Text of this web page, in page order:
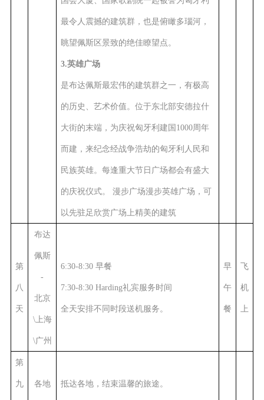
最令人震撼的建筑群，也是俯瞰多瑙河，
眺望佩斯区景致的绝佳瞭望点。
3.英雄广场
是布达佩斯最宏伟的建筑群之一，有极高
的历史、艺术价值。位于东北部安德拉什
大街的末端，为庆祝匈牙利建国1000周年
而建，来纪念经战争浩劫的匈牙利人民和
民族英雄。每逢重大节日广场都会有盛大
的庆祝仪式。 漫步广场漫步英雄广场，可
以先驻足欣赏广场上精美的建筑
第
八
天
布达
佩斯
-
北京
\上海
\广州
6:30-8:30 早餐
7:30-8:30 Harding礼宾服务时间
全天安排不同时段送机服务 。
早
午
餐
飞
机
上
第
九 各地 抵达各地，结束温馨的旅途。